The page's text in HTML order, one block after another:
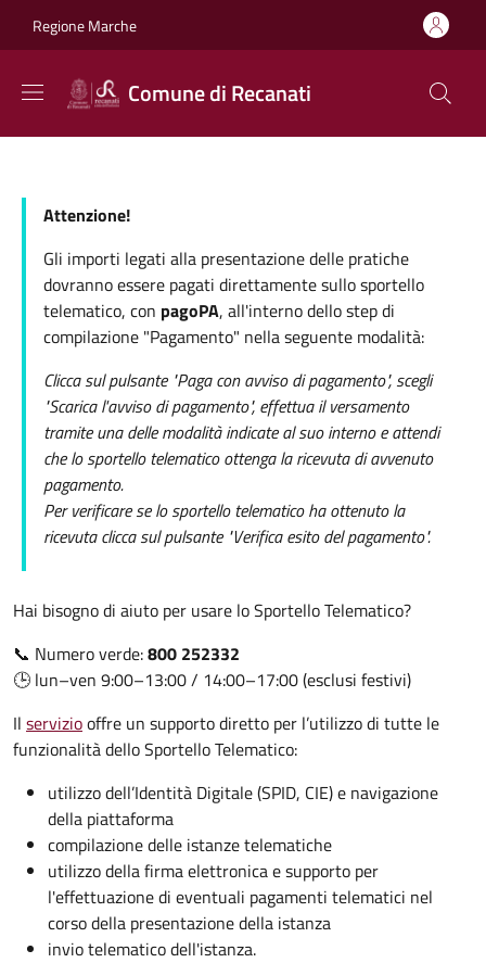
Regione Marche
Comune di Recanati
Attenzione!
Gli importi legati alla presentazione delle pratiche
dovranno essere pagati direttamente sullo sportello
telematico, con pagoPA, all'interno dello step di
compilazione "Pagamento" nella seguente modalità:
Clicca sul pulsante "Paga con avviso di pagamento", scegli
"Scarica l'avviso di pagamento", effettua il versamento
tramite una delle modalità indicate al suo interno e attendi
che lo sportello telematico ottenga la ricevuta di avvenuto
pagamento.
Per verificare se lo sportello telematico ha ottenuto la
ricevuta clicca sul pulsante "Verifica esito del pagamento".
Hai bisogno di aiuto per usare lo Sportello Telematico?
📞 Numero verde:800 252332
🕒 lun–ven 9:00–13:00 / 14:00–17:00 (esclusi festivi)
Il serviziooffre un supporto diretto per l’utilizzo di tutte le
funzionalità dello Sportello Telematico:
utilizzo dell’Identità Digitale (SPID, CIE) e navigazione
della piattaforma
compilazione delle istanze telematiche
utilizzo della firma elettronica e supporto per
l'effettuazione di eventuali pagamenti telematici nel
corso della presentazione della istanza
invio telematico dell'istanza.